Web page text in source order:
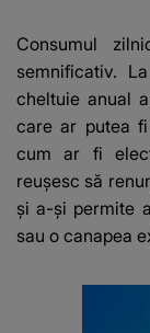
Consumul
semnificativ.
cheltuie anual
care ar putea
cum ar fi
reușesc să
și a-și permite
sau o canapea